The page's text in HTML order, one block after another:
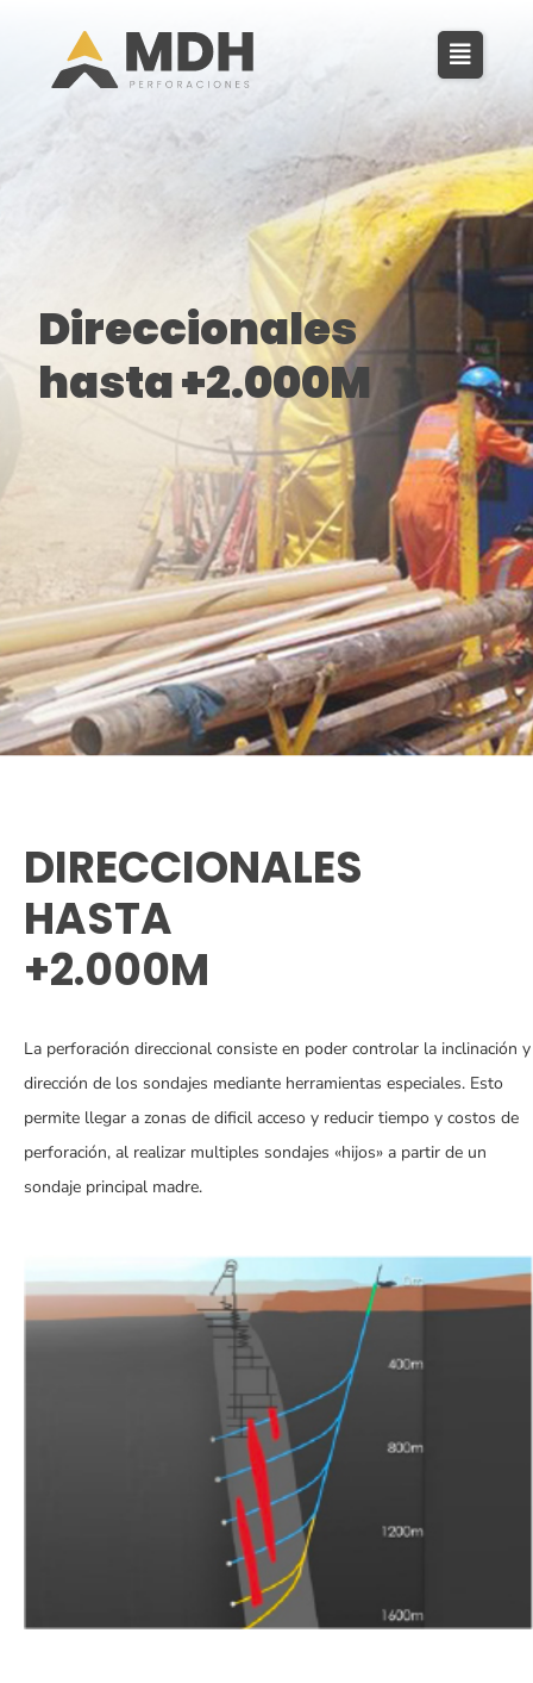
Direccionales
hasta +2.000M
DIRECCIONALES
HASTA
+2.000M
La perforación direccional consiste en poder controlar la inclinación y
dirección de los sondajes mediante herramientas especiales. Esto
permite llegar a zonas de dificil acceso y reducir tiempo y costos de
perforación, al realizar multiples sondajes «hijos» a partir de un
sondaje principal madre.